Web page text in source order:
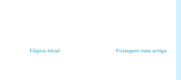
Postagem mais antiga
Página inicial